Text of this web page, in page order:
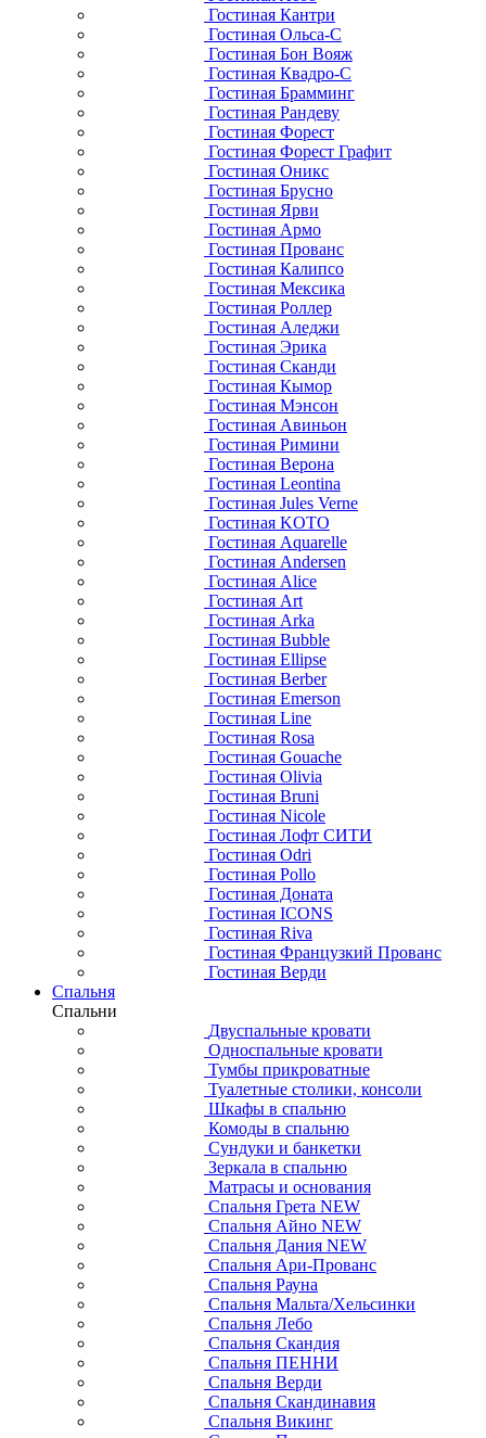
Гостиная Кантри
Гостиная Ольса-С
Гостиная Бон Вояж
Гостиная Квадро-С
Гостиная Брамминг
Гостиная Рандеву
Гостиная Форест
Гостиная Форест Графит
Гостиная Оникс
Гостиная Брусно
Гостиная Ярви
Гостиная Армо
Гостиная Прованс
Гостиная Калипсо
Гостиная Мексика
Гостиная Роллер
Гостиная Аледжи
Гостиная Эрика
Гостиная Сканди
Гостиная Кымор
Гостиная Мэнсон
Гостиная Авиньон
Гостиная Римини
Гостиная Верона
Гостиная Leontina
Гостиная Jules Verne
Гостиная KOTO
Гостиная Aquarelle
Гостиная Andersen
Гостиная Alice
Гостиная Art
Гостиная Arka
Гостиная Bubble
Гостиная Ellipse
Гостиная Berber
Гостиная Emerson
Гостиная Line
Гостиная Rosa
Гостиная Gouache
Гостиная Olivia
Гостиная Bruni
Гостиная Nicole
Гостиная Лофт СИТИ
Гостиная Odri
Гостиная Pollo
Гостиная Доната
Гостиная ICONS
Гостиная Riva
Гостиная Французкий Прованс
Гостиная Верди
Спальня
Спальни
Двуспальные кровати
Односпальные кровати
Тумбы прикроватные
Туалетные столики, консоли
Шкафы в спальню
Комоды в спальню
Сундуки и банкетки
Зеркала в спальню
Матрасы и основания
Спальня Грета NEW
Спальня Айно NEW
Спальня Дания NEW
Спальня Ари-Прованс
Спальня Рауна
Спальня Мальта/Хельсинки
Спальня Лебо
Спальня Скандия
Спальня ПЕННИ
Спальня Верди
Спальня Скандинавия
Спальня Викинг